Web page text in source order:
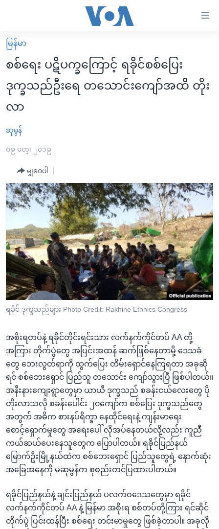
လွယ်ကူ
စေ
Link
များ
ပင်မ
ကျော်
ကြည့်
ရန်
ပင်မ
ညွန်း
စာမျက်နှာ
ကျော်
ကြည့်
ရန်
ရှာဖွေ
နေရာ
သို့
ကျော်
ရန်
မူလစာမျက်နှာ
မြန်မာ
ကမ္ဘာ့သတင်းများ
နိုင်ငံတကာ
အစ္စရေး-ပါလက်စတိုင်း
ဗွီဒီယို
အင်္ဂလိပ်စာလေ့လာမယ်
အမေရိကန်သုံးအီဒီယံ
မကြေးမုံရဲ့ အင်္ဂလိပ်စာ
ရုပ်ရှင်ထဲက အင်္ဂလိပ်စာ
သုတပဒေသာ အင်္ဂလိပ်စာ
အပတ်စဉ်ကဏ္ဍများ
ရေဒီယို
တီဗွီ
ရေဒီယိုနှင့်ရုပ်သံ အချက်အလက်များ
ရေဒီယို/တီဗွီအစီအစဉ်
Learning English
ဗွီအိုအေ လူမှုကွန်ယက်များ
ဘာသာစကားများ
မြန်မာ
စစ်ရေး ပဋိပက္ခကြောင့် ရခိုင်စစ်ပြေး
ဒုက္ခသည်ဦးရေ တသောင်းကျော်အထိ တိုး
လာ
ဆုမွန်
၀၉ မတ္၊ ၂၀၁၉
မျှဝေပါ
ရခိုင် ဒုက္ခသည်များ Photo Credit: Rakhine Ethnics Congress
အစိုးရတပ်နဲ့ ရခိုင်တိုင်းရင်းသား လက်နက်ကိုင်တပ် AA တို့
အကြား တိုက်ပွဲတွေ အပြင်းအထန် ဆက်ဖြစ်နေတာမို့ ဒေသခံ
တွေ ဘေးလွတ်ရာကို ထွက်ပြေး တိမ်းရှောင်နေကြရတာ အခုဆို
ရင် စစ်ဘေးရှောင် ပြည်သူ တသောင်း ကျော်သွားပြီ ဖြစ်ပါတယ်။
အနီးနားကျေးရွာတွေမှာ ယာယီ ဒုက္ခသည် စခန်းငယ်လေးတွေ ပို
တိုးလာသလို စခန်းပေါင်း ၂၀ကျော်က စစ်ပြေး ဒုက္ခသည်တွေ
အတွက် အဓိက စားနပ်ရိက္ခာ နေထိုင်ရေးနဲ့ ကျန်းမာရေး
စောင့်ရှောက်မှုတွေ အရေးပေါ် လိုအပ်နေတယ်လို့လည်း ကူညီ
ကယ်ဆယ်ပေးနေသူတွေက ပြောပါတယ်။ ရခိုင်ပြည်နယ်
မြောက်ဦးမြို့နယ်ထဲက စစ်ဘေးရှောင် ပြည်သူတွေရဲ့ နောက်ဆုံး
အခြေအနေကို မဆုမွန်က စုစည်းတင်ပြထားပါတယ်။
ရခိုင်ပြည်နယ်နဲ့ ချင်းပြည်နယ် ပလက်ဝဒေသတွေမှာ ရခိုင်
လက်နက်ကိုင်တပ် AA နဲ့ မြန်မာ အစိုးရ စစ်တပ်တို့ကြား ရင်ဆိုင်
တိုက်ပွဲ ပြင်းထန်ပြီး စစ်ရေး တင်းမာမှုတွေ ဖြစ်ခဲ့တာပါ။ အခုလို